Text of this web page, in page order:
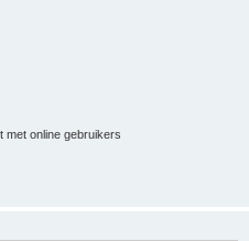
met online gebruikers